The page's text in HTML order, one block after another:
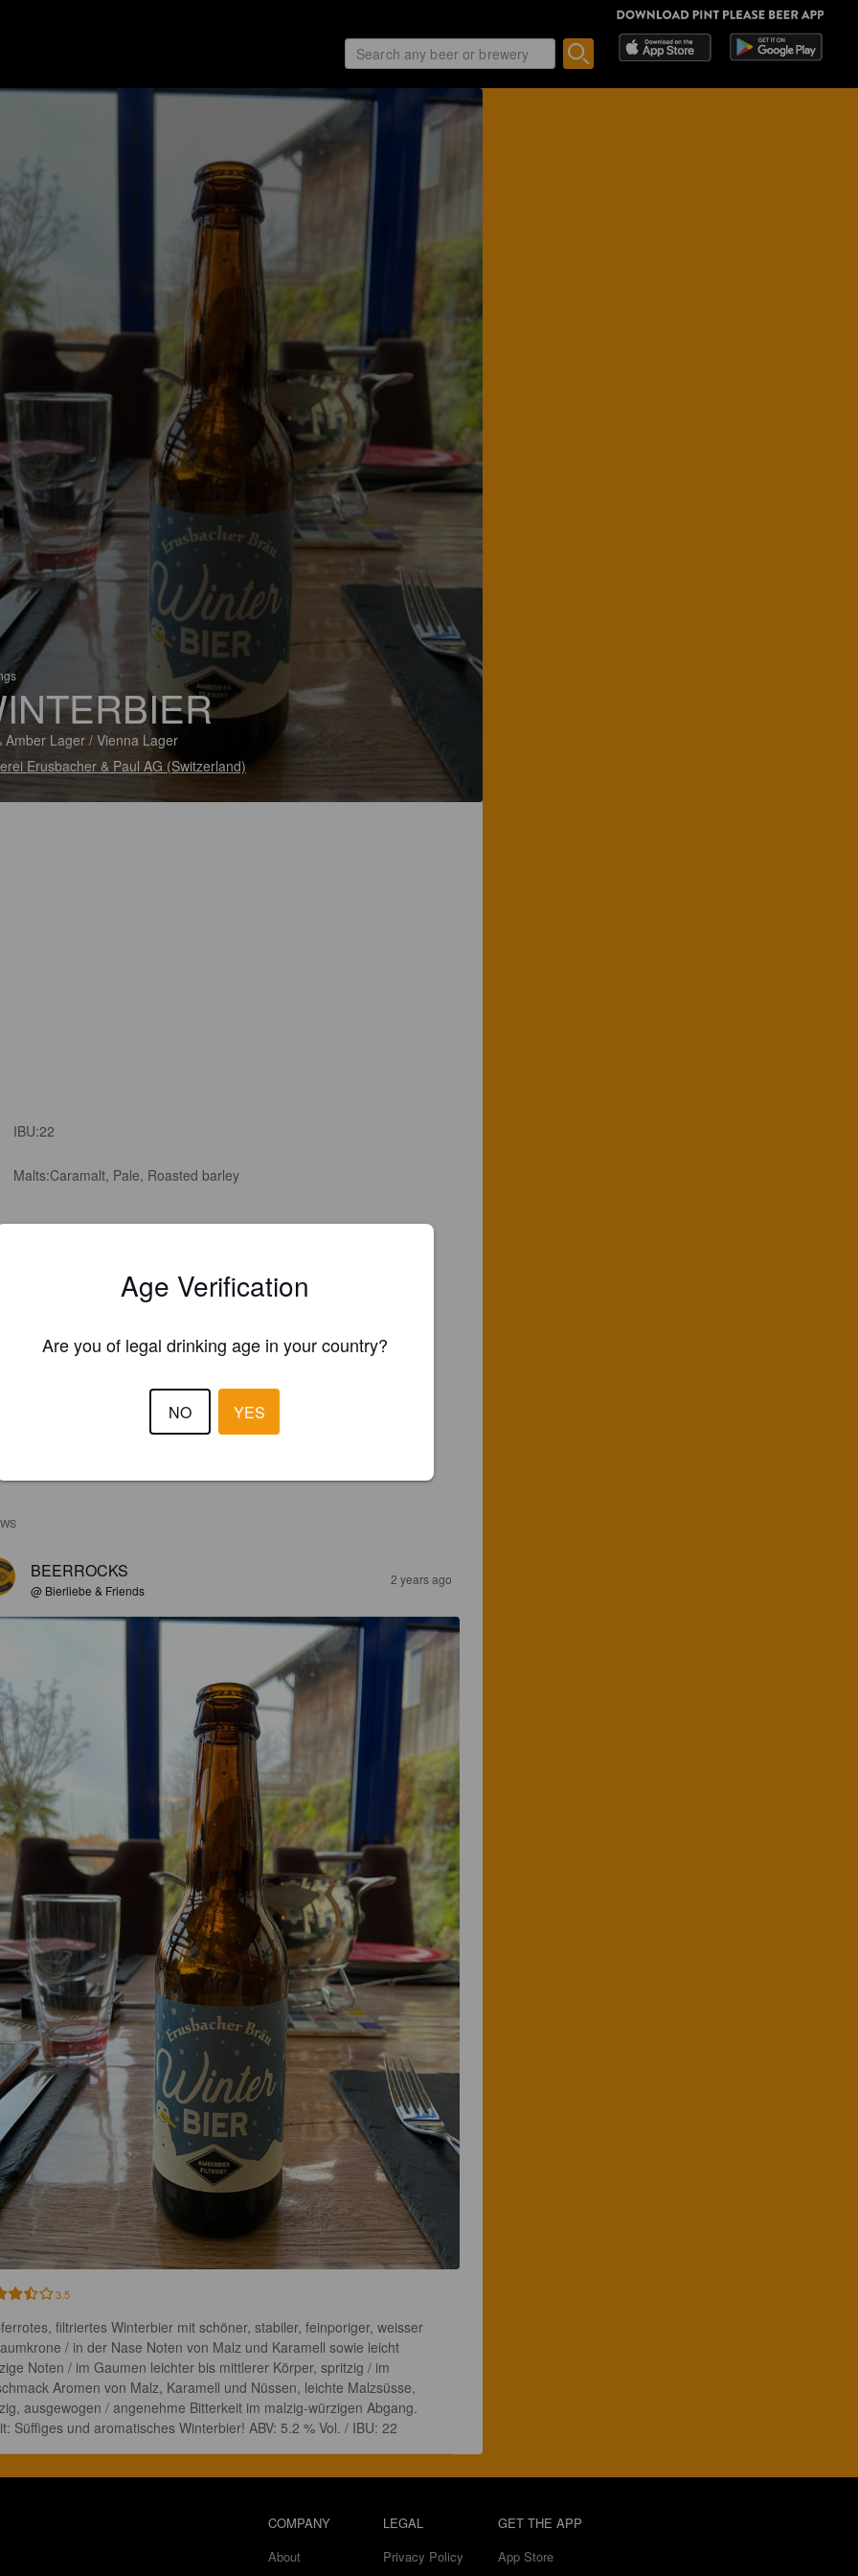
Amber Lager / Vienna Lager
Erusbacher & Paul AG (Switzerland)
IBU:22
Malts:Caramalt, Pale, Roasted barley
BEERROCKS
@ Bierliebe & Friends
2 years ago
3.5
filtriertes Winterbier mit schöner, stabiler, feinporiger, weisser
/ in der Nase Noten von Malz und Karamell sowie leicht
Noten / im Gaumen leichter bis mittlerer Körper, spritzig / im
Aromen von Malz, Karamell und Nüssen, leichte Malzsüsse,
ausgewogen / angenehme Bitterkeit im malzig-würzigen Abgang.
Süffiges und aromatisches Winterbier! ABV: 5.2 % Vol. / IBU: 22
COMPANY
About
LEGAL
Privacy Policy
GET THE APP
App Store
Age Verification
Are you of legal drinking age in your country?
NO YES